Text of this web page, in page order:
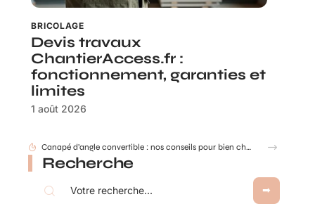
BRICOLAGE
Devis travaux
ChantierAccess.fr :
fonctionnement, garanties et
limites
1 août 2026
Canapé d’angle convertible : nos conseils pour bien choisir selon la taille de votre salon et vos usages
Recherche